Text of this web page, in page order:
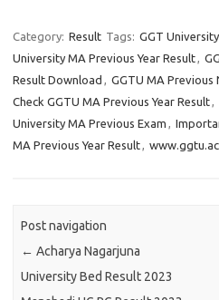
Category: Result Tags: GGT
University MA Previous Year Result,
Result Download , GGTU MA Previous
Check GGTU MA Previous Year Result,
University MA Previous Exam ,
MA Previous Year Result,
Post navigation
← Acharya Nagarjuna
University Bed Result 2023